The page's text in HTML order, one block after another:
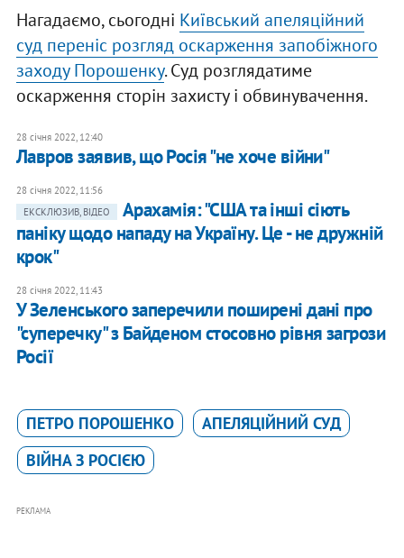
Нагадаємо, сьогодні Київський апеляційний
суд переніс розгляд оскарження запобіжного
заходу Порошенку. Суд розглядатиме
оскарження сторін захисту і обвинувачення.
28 січня 2022, 12:40
Лавров заявив, що Росія "не хоче війни"
28 січня 2022, 11:56
ЕКСКЛЮЗИВ, ВІДЕО
Арахамія: "США та інші сіють
паніку щодо нападу на Україну. Це - не дружній
крок"
28 січня 2022, 11:43
У Зеленського заперечили поширені дані про
"суперечку" з Байденом стосовно рівня загрози
Росії
ПЕТРО ПОРОШЕНКО
АПЕЛЯЦІЙНИЙ СУД
ВІЙНА З РОСІЄЮ
РЕКЛАМА